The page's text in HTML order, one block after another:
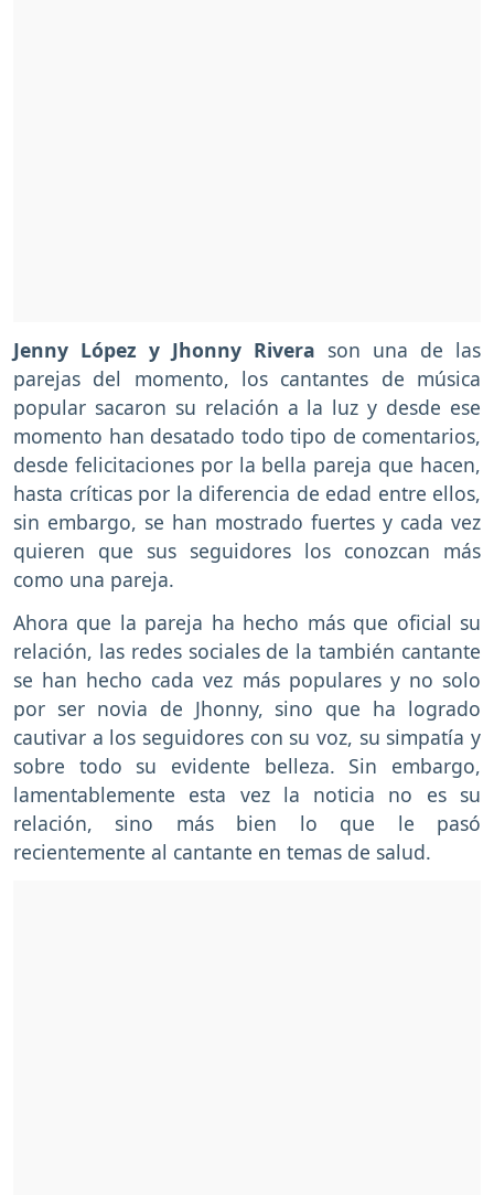
Jenny López y Jhonny Rivera son una de las
parejas del momento, los cantantes de música
popular sacaron su relación a la luz y desde ese
momento han desatado todo tipo de comentarios,
desde felicitaciones por la bella pareja que hacen,
hasta críticas por la diferencia de edad entre ellos,
sin embargo, se han mostrado fuertes y cada vez
quieren que sus seguidores los conozcan más
como una pareja.
Ahora que la pareja ha hecho más que oficial su
relación, las redes sociales de la también cantante
se han hecho cada vez más populares y no solo
por ser novia de Jhonny, sino que ha logrado
cautivar a los seguidores con su voz, su simpatía y
sobre todo su evidente belleza. Sin embargo,
lamentablemente esta vez la noticia no es su
relación, sino más bien lo que le pasó
recientemente al cantante en temas de salud.